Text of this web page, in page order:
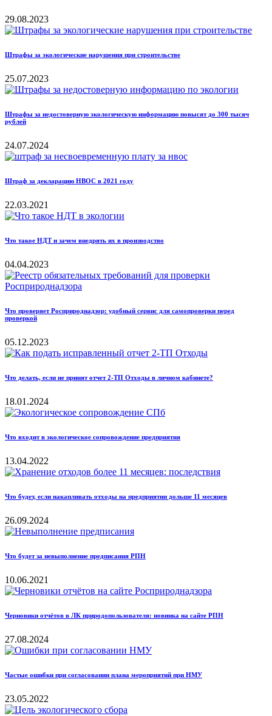
29.08.2023
Штрафы за экологические нарушения при строительстве
25.07.2023
Штрафы за недостоверную экологическую информацию повысят до 300 тысяч
рублей
24.07.2024
Штраф за декларацию НВОС в 2021 году
22.03.2021
Что такое НДТ и зачем внедрять их в производство
04.04.2023
Что проверяет Росприроднадзор: удобный сервис для самопроверки перед
проверкой
05.12.2023
Что делать, если не принят отчет 2-ТП Отходы в личном кабинете?
18.01.2024
Что входит в экологическое сопровождение предприятия
13.04.2022
Что будет, если накапливать отходы на предприятии дольше 11 месяцев
26.09.2024
Что будет за невыполнение предписания РПН
10.06.2021
Черновики отчётов в ЛК природопользователя: новинка на сайте РПН
27.08.2024
Частые ошибки при согласовании плана мероприятий при НМУ
23.05.2022